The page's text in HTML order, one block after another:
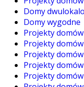
Domy
Domy wygodne
Projekty
Projekty
Projekty
Projekty
Projekty